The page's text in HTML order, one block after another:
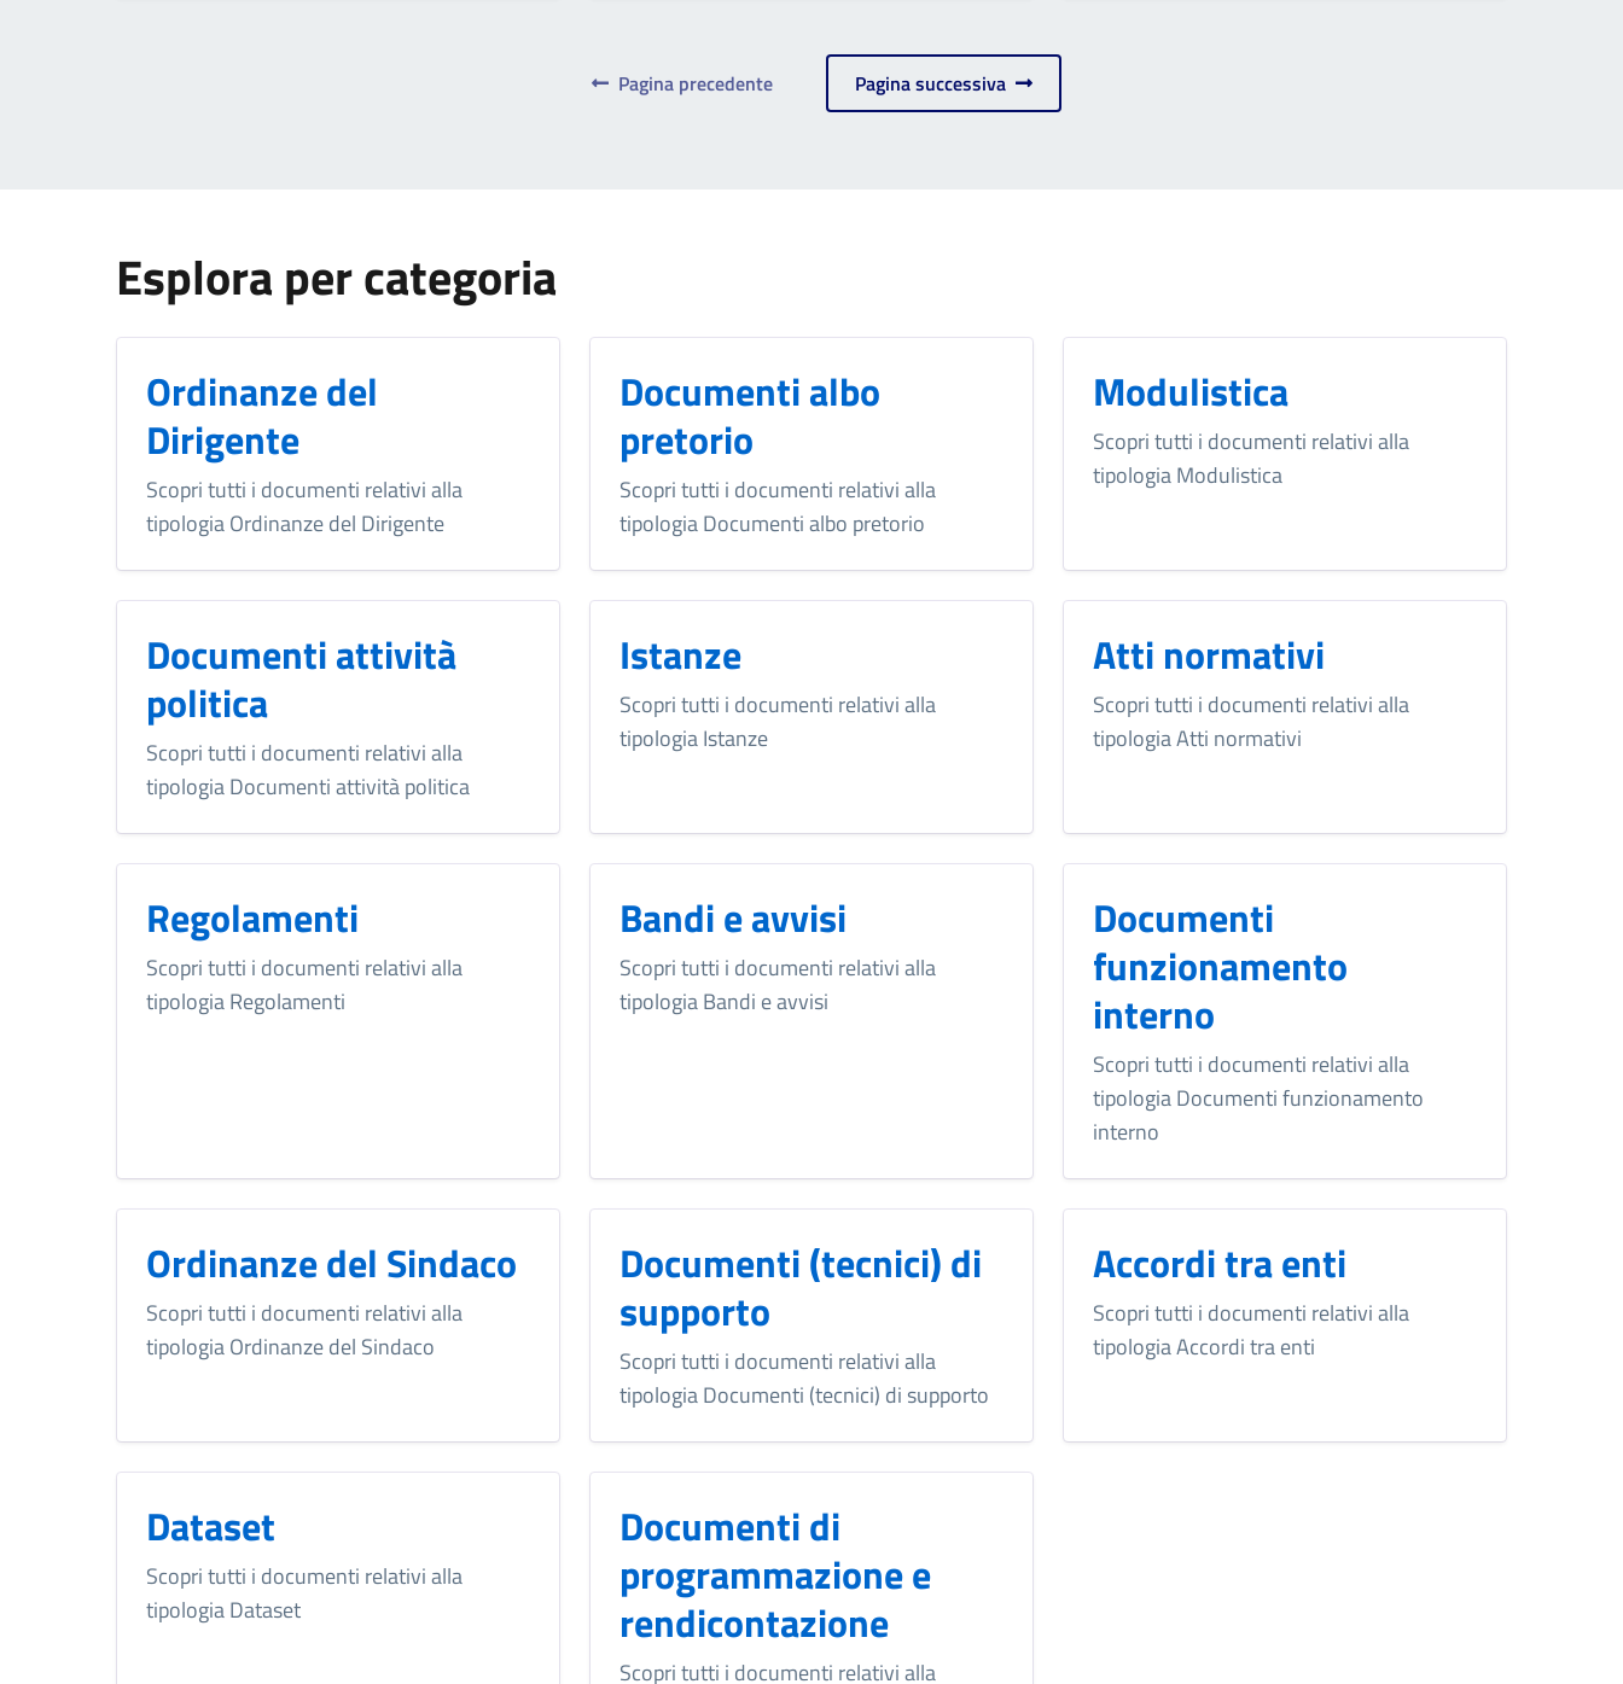
Pagina precedente Pagina successiva
Esplora per categoria
Ordinanze del
Dirigente
Scopri tutti i documenti relativi alla
tipologia Ordinanze del Dirigente
Documenti albo
pretorio
Scopri tutti i documenti relativi alla
tipologia Documenti albo pretorio
Modulistica
Scopri tutti i documenti relativi alla
tipologia Modulistica
Documenti attività
politica
Scopri tutti i documenti relativi alla
tipologia Documenti attività politica
Istanze
Scopri tutti i documenti relativi alla
tipologia Istanze
Atti normativi
Scopri tutti i documenti relativi alla
tipologia Atti normativi
Regolamenti
Scopri tutti i documenti relativi alla
tipologia Regolamenti
Bandi e avvisi
Scopri tutti i documenti relativi alla
tipologia Bandi e avvisi
Documenti
funzionamento
interno
Scopri tutti i documenti relativi alla
tipologia Documenti funzionamento
interno
Ordinanze del Sindaco
Scopri tutti i documenti relativi alla
tipologia Ordinanze del Sindaco
Documenti (tecnici) di
supporto
Scopri tutti i documenti relativi alla
tipologia Documenti (tecnici) di supporto
Accordi tra enti
Scopri tutti i documenti relativi alla
tipologia Accordi tra enti
Dataset
Scopri tutti i documenti relativi alla
tipologia Dataset
Documenti di
programmazione e
rendicontazione
Scopri tutti i documenti relativi alla